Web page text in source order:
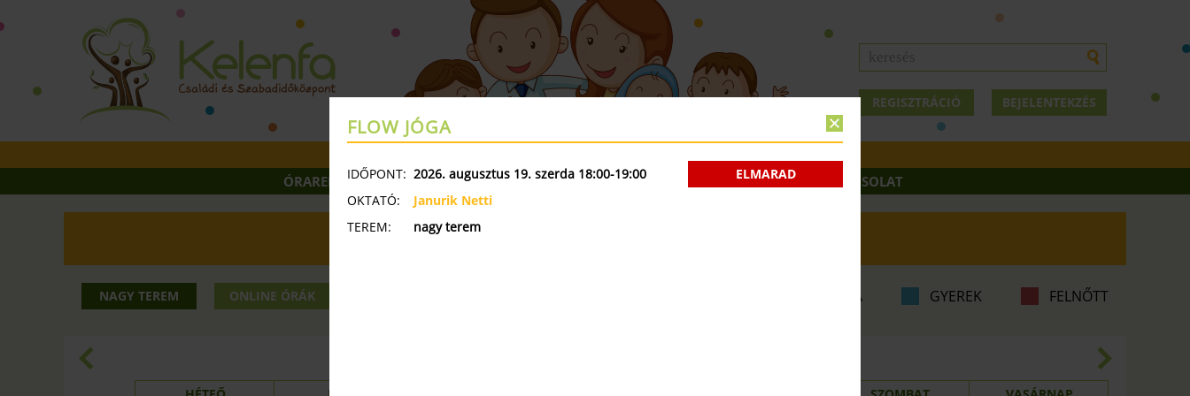
REGISZTRÁCIÓ BEJELENTEKZÉS
ÓRAREND ÓRÁK NYÁRI TÁBOROK MINI OVI SZÜLETÉSNAPI ZSÚROK KAPCSOLAT
NAGY TEREM ONLINE ÓRÁK BABA-MAMA GYEREK FELNŐTT
FLOW JÓGA
IDŐPONT: 2026. augusztus 19. szerda 18:00-19:00
ELMARAD
OKTATÓ:
Janurik Netti
TEREM:
nagy terem